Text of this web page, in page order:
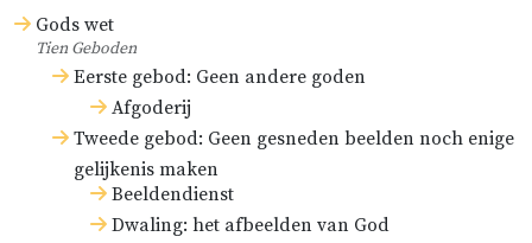
Gods wet
Tien Geboden
Eerste gebod: Geen andere goden
Afgoderij
Tweede gebod: Geen gesneden beelden noch enige
gelijkenis maken
Beeldendienst
Dwaling: het afbeelden van God